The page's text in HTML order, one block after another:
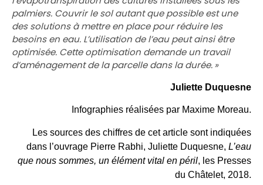
palmiers. Couvrir le sol autant que possible est une
des solutions à mettre en place pour réduire les
besoins en eau. L’utilisation de l’eau peut ainsi être
optimisée. Cette optimisation demande un travail
d’aménagement de la parcelle dans la durée. »
Juliette Duquesne
Infographies réalisées par Maxime Moreau.
Les sources des chiffres de cet article sont indiquées
dans l’ouvrage Pierre Rabhi, Juliette Duquesne, L’eau
que nous sommes, un élément vital en péril, les Presses
du Châtelet, 2018.